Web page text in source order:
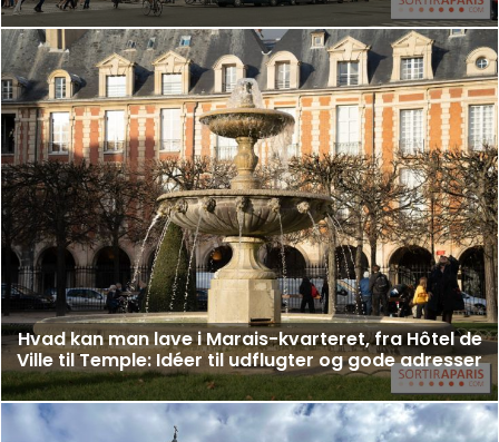
Hvad kan man lave i Marais-kvarteret, fra Hôtel de
Ville til Temple: Idéer til udflugter og gode adresser